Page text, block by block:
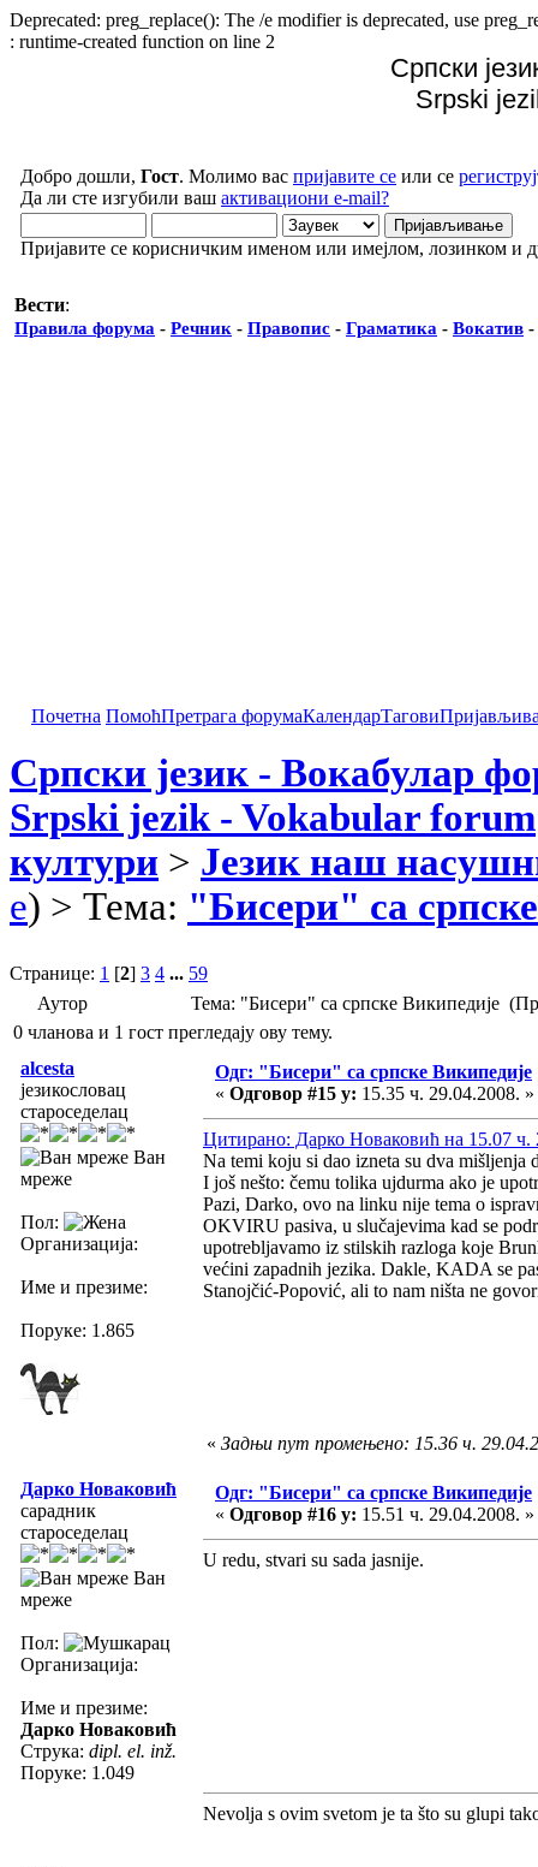
Deprecated: preg_replace(): The /e modifier is deprecated, use
: runtime-created function on line 2
Српски
Srpski
Добро дошли, Гост. Молимо вас пријавите се или се
Да ли сте изгубили ваш активациони e-mail?
Пријавите се корисничким именом или имејлом, лозинком и
Вести:
Правила форума - Речник - Правопис - Граматика - Вокатив -
Почетна ПомоћПретрага форумаКалендарТагови
Српски језик - Вокабулар
Srpski jezik - Vokabular forum
култури > Језик наш
e) > Тема: "Бисери" са
Странице: 1 [2] 3 4 ... 59
Аутор
Тема: "Бисери" са српске Википедије
0 чланова и 1 гост прегледају ову тему.
alcesta
језикословац
староседелац
Ван
мреже
Пол:
Организација:
Име и презиме:
Поруке: 1.865
Одг: "Бисери" са српске Википедије
« Одговор #15 у: 15.35 ч. 29.04.2008. »
Цитирано: Дарко Новаковић на 15.07 ч.
Na temi koju si dao izneta su dva mišljenja
I još nešto: čemu tolika ujdurma ako je
Pazi, Darko, ovo na linku nije tema o
OKVIRU pasiva, u slučajevima kad se
upotrebljavamo iz stilskih razloga koje
većini zapadnih jezika. Dakle, KADA se
Stanojčić-Popović, ali to nam ništa ne
« Задњи пут промењено: 15.36 ч.
Дарко Новаковић
сарадник
староседелац
Ван
мреже
Пол:
Организација:
Име и презиме:
Дарко Новаковић
Струка: dipl. el. inž.
Поруке: 1.049
Одг: "Бисери" са српске Википедије
« Одговор #16 у: 15.51 ч. 29.04.2008. »
U redu, stvari su sada jasnije.
Nevolja s ovim svetom je ta što su glupi